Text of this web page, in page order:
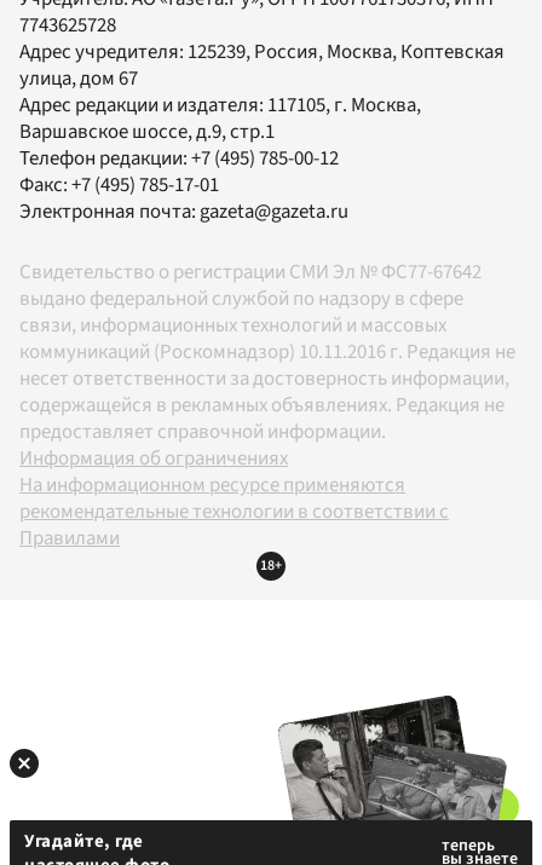
7743625728
Адрес учредителя: 125239, Россия, Москва, Коптевская
улица, дом 67
Адрес редакции и издателя: 117105, г. Москва,
Варшавское шоссе, д.9, стр.1
Телефон редакции:+7 (495) 785-00-12
Факс:+7 (495) 785-17-01
Электронная почта: gazeta@gazeta.ru
Свидетельство о регистрации СМИ Эл № ФС77-67642
выдано федеральной службой по надзору в сфере
связи, информационных технологий и массовых
коммуникаций (Роскомнадзор) 10.11.2016 г. Редакция не
несет ответственности за достоверность информации,
содержащейся в рекламных объявлениях. Редакция не
предоставляет справочной информации.
Информация об ограничениях
На информационном ресурсе применяются
рекомендательные технологии в соответствии с
Правилами
18+
Угадайте, где